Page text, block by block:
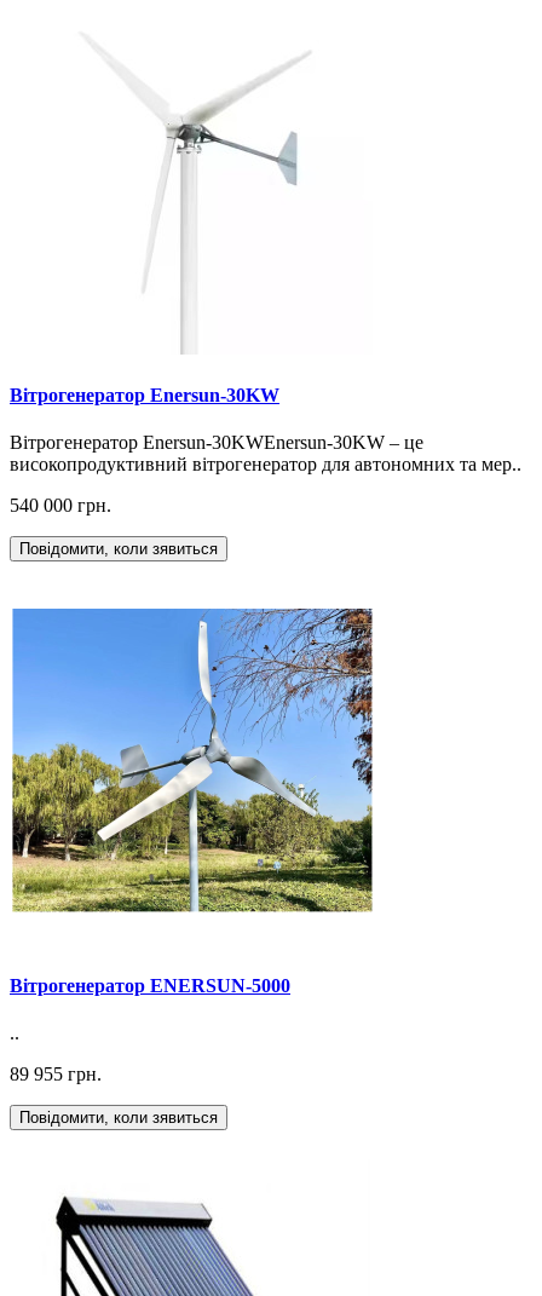
Вітрогенератор Enersun-30KW
Вітрогенератор Enersun-30KWEnersun-30KW – це
високопродуктивний вітрогенератор для автономних та мер..
540 000 грн.
Повідомити, коли зявиться
Вітрогенератор ENERSUN-5000
..
89 955 грн.
Повідомити, коли зявиться